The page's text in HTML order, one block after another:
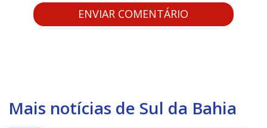
Mais notícias de Sul da Bahia